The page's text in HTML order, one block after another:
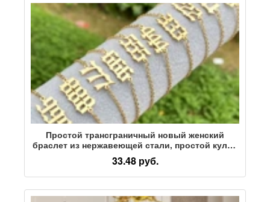
Простой трансграничный новый женский
браслет из нержавеющей стали, простой кулон
с счастливым номером 000-999, универсальный
браслет
33.48 руб.